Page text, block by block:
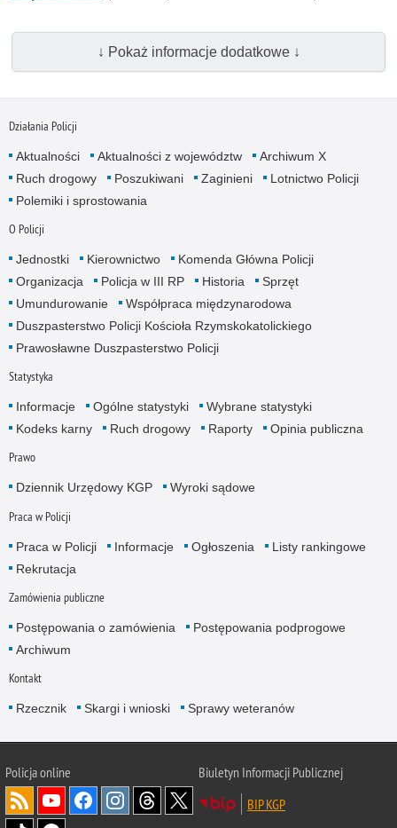
↓ Pokaż informacje dodatkowe ↓
Działania Policji
Aktualności Aktualności z województw
Archiwum X
Ruch drogowy
Poszukiwani Zaginieni
Lotnictwo Policji
Polemiki i sprostowania
O Policji
Jednostki Kierownictwo
Komenda Główna Policji
Organizacja
Policja w III RP Historia
Sprzęt
Umundurowanie
Współpraca międzynarodowa
Duszpasterstwo Policji Kościoła Rzymskokatolickiego
Prawosławne Duszpasterstwo Policji
Statystyka
Informacje Ogólne statystyki
Wybrane statystyki
Kodeks karny
Ruch drogowy Raporty Opinia publiczna
Prawo
Dziennik Urzędowy KGP Wyroki sądowe
Praca w Policji
Praca w Policji Informacje Ogłoszenia
Listy rankingowe
Rekrutacja
Zamówienia publiczne
Postępowania o zamówienia
Postępowania podprogowe
Archiwum
Kontakt
Rzecznik Skargi i wnioski Sprawy weteranów
Policjaonline
Biuletyn Informacji Publicznej
BIP KGP